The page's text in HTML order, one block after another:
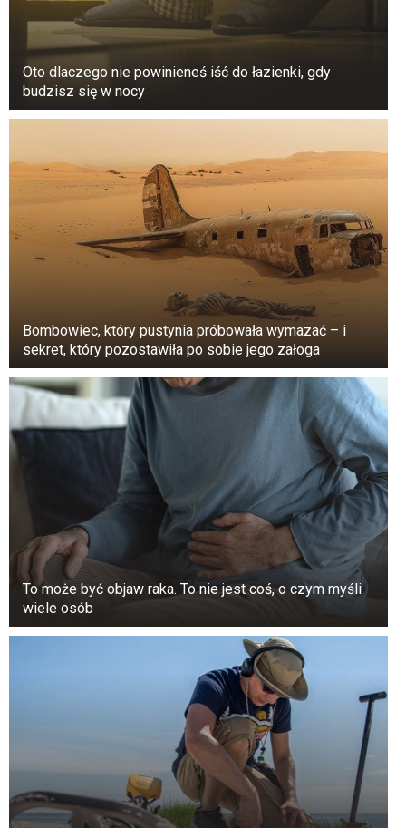
Oto dlaczego nie powinieneś iść do łazienki, gdy
budzisz się w nocy
Bombowiec, który pustynia próbowała wymazać – i
sekret, który pozostawiła po sobie jego załoga
To może być objaw raka. To nie jest coś, o czym myśli
wiele osób